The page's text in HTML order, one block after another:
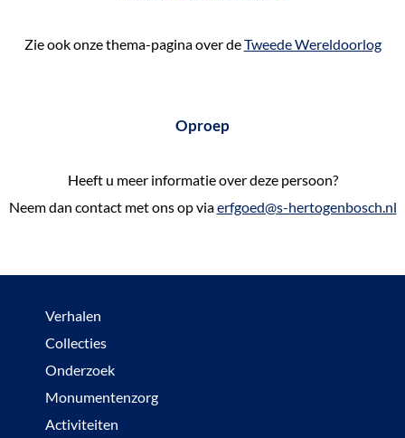
Zie ook onze thema-pagina over deTweede Wereldoorlog
Oproep
Heeft u meer informatie over deze persoon?
Neem dan contact met ons op viaerfgoed@s-hertogenbosch.nl
Verhalen
Collecties
Onderzoek
Monumentenzorg
Activiteiten